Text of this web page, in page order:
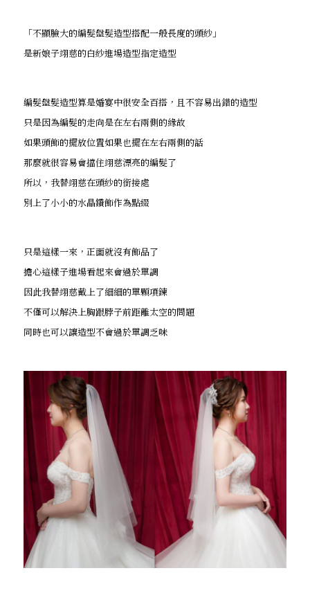
「不顯臉大的編髮盤髮造型搭配一般長度的頭紗」
是新娘子翊慈的白紗進場造型指定造型
編髮盤髮造型算是婚宴中很安全百搭，且不容易出錯的造型
只是因為編髮的走向是在左右兩側的緣故
如果頭飾的擺放位置如果也擺在左右兩側的話
那麼就很容易會擋住翊慈漂亮的編髮了
所以，我替翊慈在頭紗的銜接處
別上了小小的水晶鑽飾作為點綴
只是這樣一來，正面就沒有飾品了
擔心這樣子進場看起來會過於單調
因此我替翊慈戴上了細細的單顆項鍊
不僅可以解決上胸跟脖子前距離太空的問題
同時也可以讓造型不會過於單調乏味